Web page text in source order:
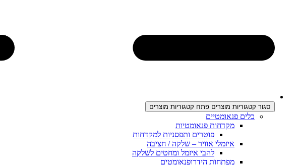
סגור קטגוריות מוצרים פתח קטגוריות מוצרים
כלים פנאומטיים
מקדחות פנאומטיות
פוטרים ותפסניות למקדחות
איזמלי אוויר – שלקה / חציבה
להבי איזמל ומחטים לשלקה
מפתחות הידרופנאומטים